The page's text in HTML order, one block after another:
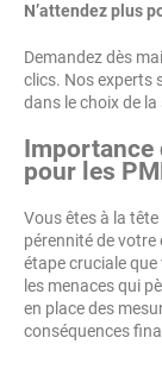
N’attendez plus
Demandez dès
clics. Nos experts
dans le choix de
Importance
pour les
Vous êtes à la
pérennité de votre
étape cruciale
les menaces qui
en place des
conséquences